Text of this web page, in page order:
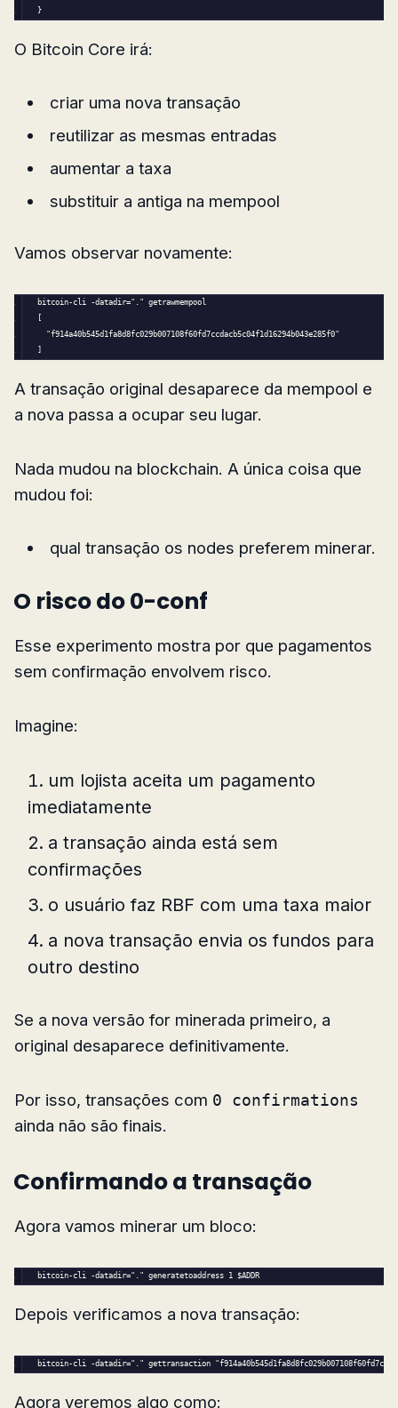
}
O Bitcoin Core irá:
criar uma nova transação
reutilizar as mesmas entradas
aumentar a taxa
substituir a antiga na mempool
Vamos observar novamente:
bitcoin-cli -datadir="." getrawmempool
"f914a40b545d1fa8d8fc029b007108f60fd7ccdacb5c04f1d16294b043e285f0"
A transação original desaparece da mempool e
a nova passa a ocupar seu lugar.
Nada mudou na blockchain. A única coisa que
mudou foi:
qual transação os nodes preferem minerar.
O risco do 0-conf
Esse experimento mostra por que pagamentos
sem confirmação envolvem risco.
Imagine:
um lojista aceita um pagamento
imediatamente
a transação ainda está sem
confirmações
o usuário faz RBF com uma taxa maior
a nova transação envia os fundos para
outro destino
Se a nova versão for minerada primeiro, a
original desaparece definitivamente.
Por isso, transações com 0 confirmations
ainda não são finais.
Confirmando a transação
Agora vamos minerar um bloco:
bitcoin-cli -datadir="." generatetoaddress 1 $ADDR
Depois verificamos a nova transação:
bitcoin-cli -datadir="." gettransaction
Agora veremos algo como: